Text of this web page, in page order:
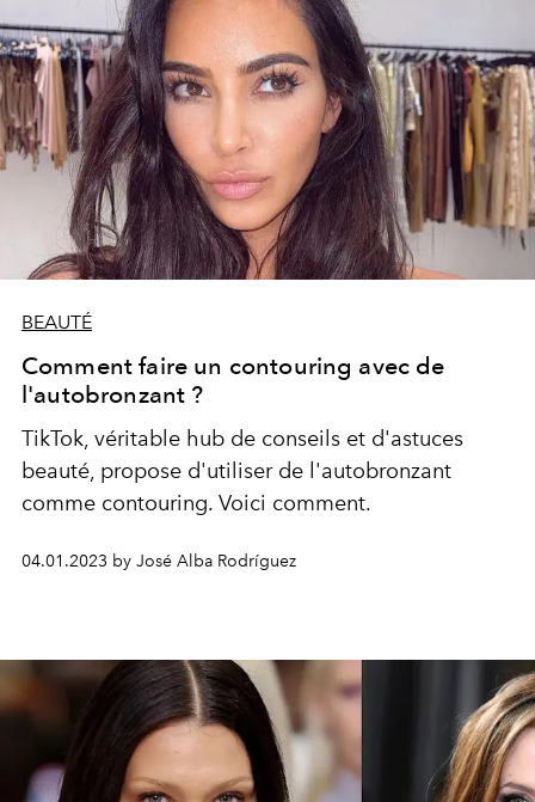
BEAUTÉ
Comment faire un contouring avec de
l'autobronzant ?
TikTok, véritable hub de conseils et d'astuces
beauté, propose d'utiliser de l'autobronzant
comme contouring. Voici comment.
04.01.2023 by José Alba Rodríguez